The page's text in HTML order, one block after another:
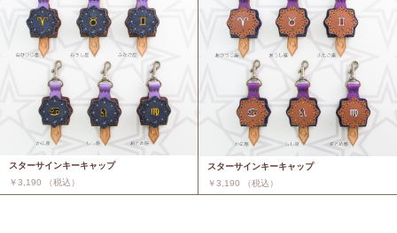
スターサインキーキャップ
￥3,190 （税込）
スターサインキーキャップ
￥3,190 （税込）